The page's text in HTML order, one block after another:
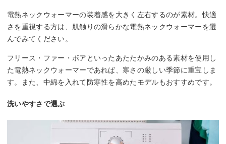
電熱ネックウォーマーの装着感を大きく左右するのが素材。快適
さを重視する方は、肌触りの滑らかな電熱ネックウォーマーを選
んでみてください。
フリース・ファー・ボアといったあたたかみのある素材を使用し
た電熱ネックウォーマーであれば、寒さの厳しい季節に重宝しま
す。また、中綿を入れて防寒性を高めたモデルもおすすめです。
洗いやすさで選ぶ